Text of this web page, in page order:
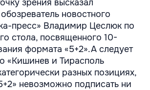
зрения высказал
новостного
пресс» Владимир Цеслюк по
стола, посвященного 10-
формата «5+2».А следует
«Кишинев и Тирасполь
разных позициях,
невозможно подписать ни